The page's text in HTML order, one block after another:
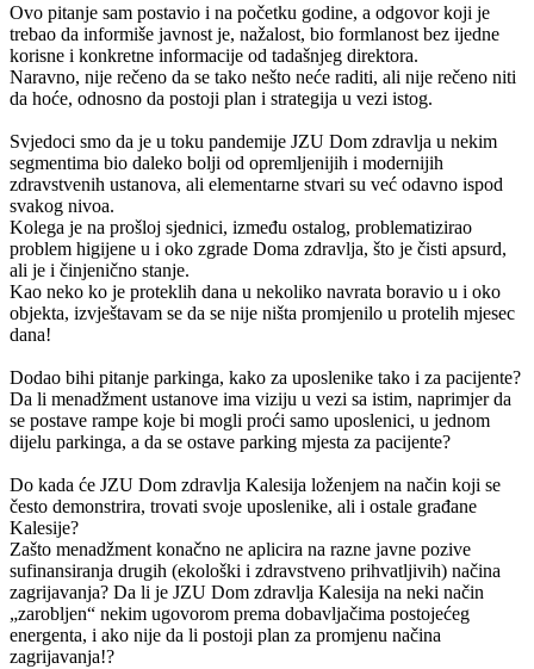
Ovo pitanje sam postavio i na početku godine, a odgovor koji je
trebao da informiše javnost je, nažalost, bio formlanost bez ijedne
korisne i konkretne informacije od tadašnjeg direktora.
Naravno, nije rečeno da se tako nešto neće raditi, ali nije rečeno niti
da hoće, odnosno da postoji plan i strategija u vezi istog.
Svjedoci smo da je u toku pandemije JZU Dom zdravlja u nekim
segmentima bio daleko bolji od opremljenijih i modernijih
zdravstvenih ustanova, ali elementarne stvari su već odavno ispod
svakog nivoa.
Kolega je na prošloj sjednici, između ostalog, problematizirao
problem higijene u i oko zgrade Doma zdravlja, što je čisti apsurd,
ali je i činjenično stanje.
Kao neko ko je proteklih dana u nekoliko navrata boravio u i oko
objekta, izvještavam se da se nije ništa promjenilo u protelih mjesec
dana!
Dodao bihi pitanje parkinga, kako za uposlenike tako i za pacijente?
Da li menadžment ustanove ima viziju u vezi sa istim, naprimjer da
se postave rampe koje bi mogli proći samo uposlenici, u jednom
dijelu parkinga, a da se ostave parking mjesta za pacijente?
Do kada će JZU Dom zdravlja Kalesija loženjem na način koji se
često demonstrira, trovati svoje uposlenike, ali i ostale građane
Kalesije?
Zašto menadžment konačno ne aplicira na razne javne pozive
sufinansiranja drugih (ekološki i zdravstveno prihvatljivih) načina
zagrijavanja? Da li je JZU Dom zdravlja Kalesija na neki način
„zarobljen“ nekim ugovorom prema dobavljačima postojećeg
energenta, i ako nije da li postoji plan za promjenu načina
zagrijavanja!?